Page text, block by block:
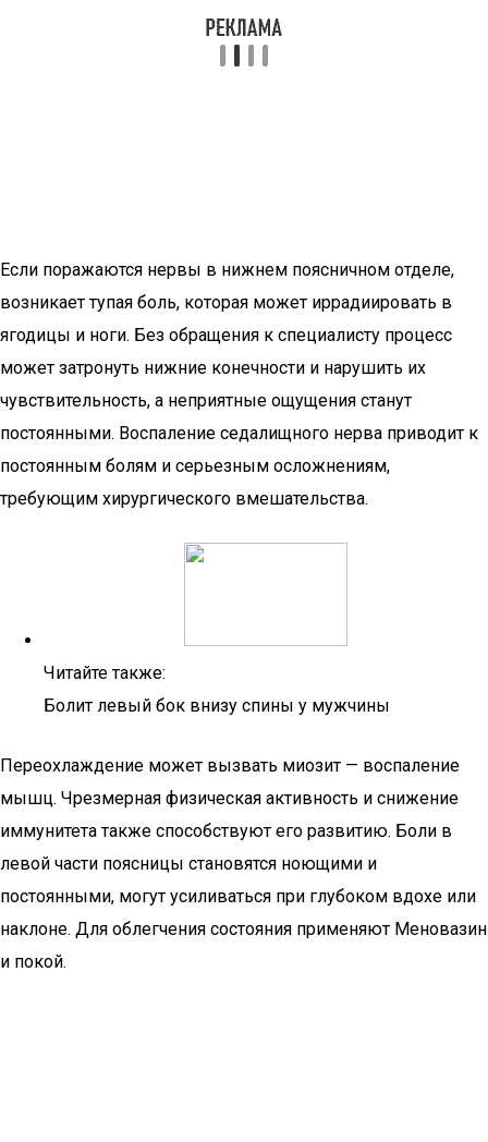
Если поражаются нервы в нижнем поясничном отделе,
возникает тупая боль, которая может иррадиировать в
ягодицы и ноги. Без обращения к специалисту процесс
может затронуть нижние конечности и нарушить их
чувствительность, а неприятные ощущения станут
постоянными. Воспаление седалищного нерва приводит к
постоянным болям и серьезным осложнениям,
требующим хирургического вмешательства.
Читайте также:
Болит левый бок внизу спины у мужчины
Переохлаждение может вызвать миозит — воспаление
мышц. Чрезмерная физическая активность и снижение
иммунитета также способствуют его развитию. Боли в
левой части поясницы становятся ноющими и
постоянными, могут усиливаться при глубоком вдохе или
наклоне. Для облегчения состояния применяют Меновазин
и покой.